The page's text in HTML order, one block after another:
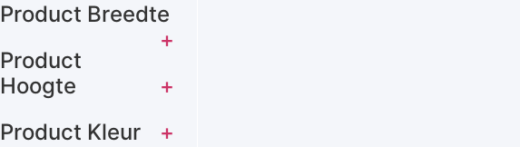
Product Breedte
+
Product
Hoogte
+
Product Kleur
+